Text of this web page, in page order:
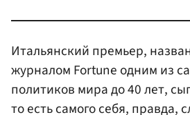
Итальянский премьер,
журналом Fortune одним из
политиков мира до 40 лет,
то есть самого себя, правда,